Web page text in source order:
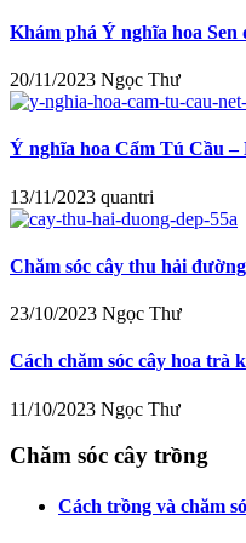
Khám phá Ý nghĩa hoa Sen
20/11/2023 Ngọc Thư
Ý nghĩa hoa Cẩm Tú Cầu –
13/11/2023 quantri
Chăm sóc cây thu hải
23/10/2023 Ngọc Thư
Cách chăm sóc cây hoa trà
11/10/2023 Ngọc Thư
Chăm sóc cây trồng
Cách trồng và chăm